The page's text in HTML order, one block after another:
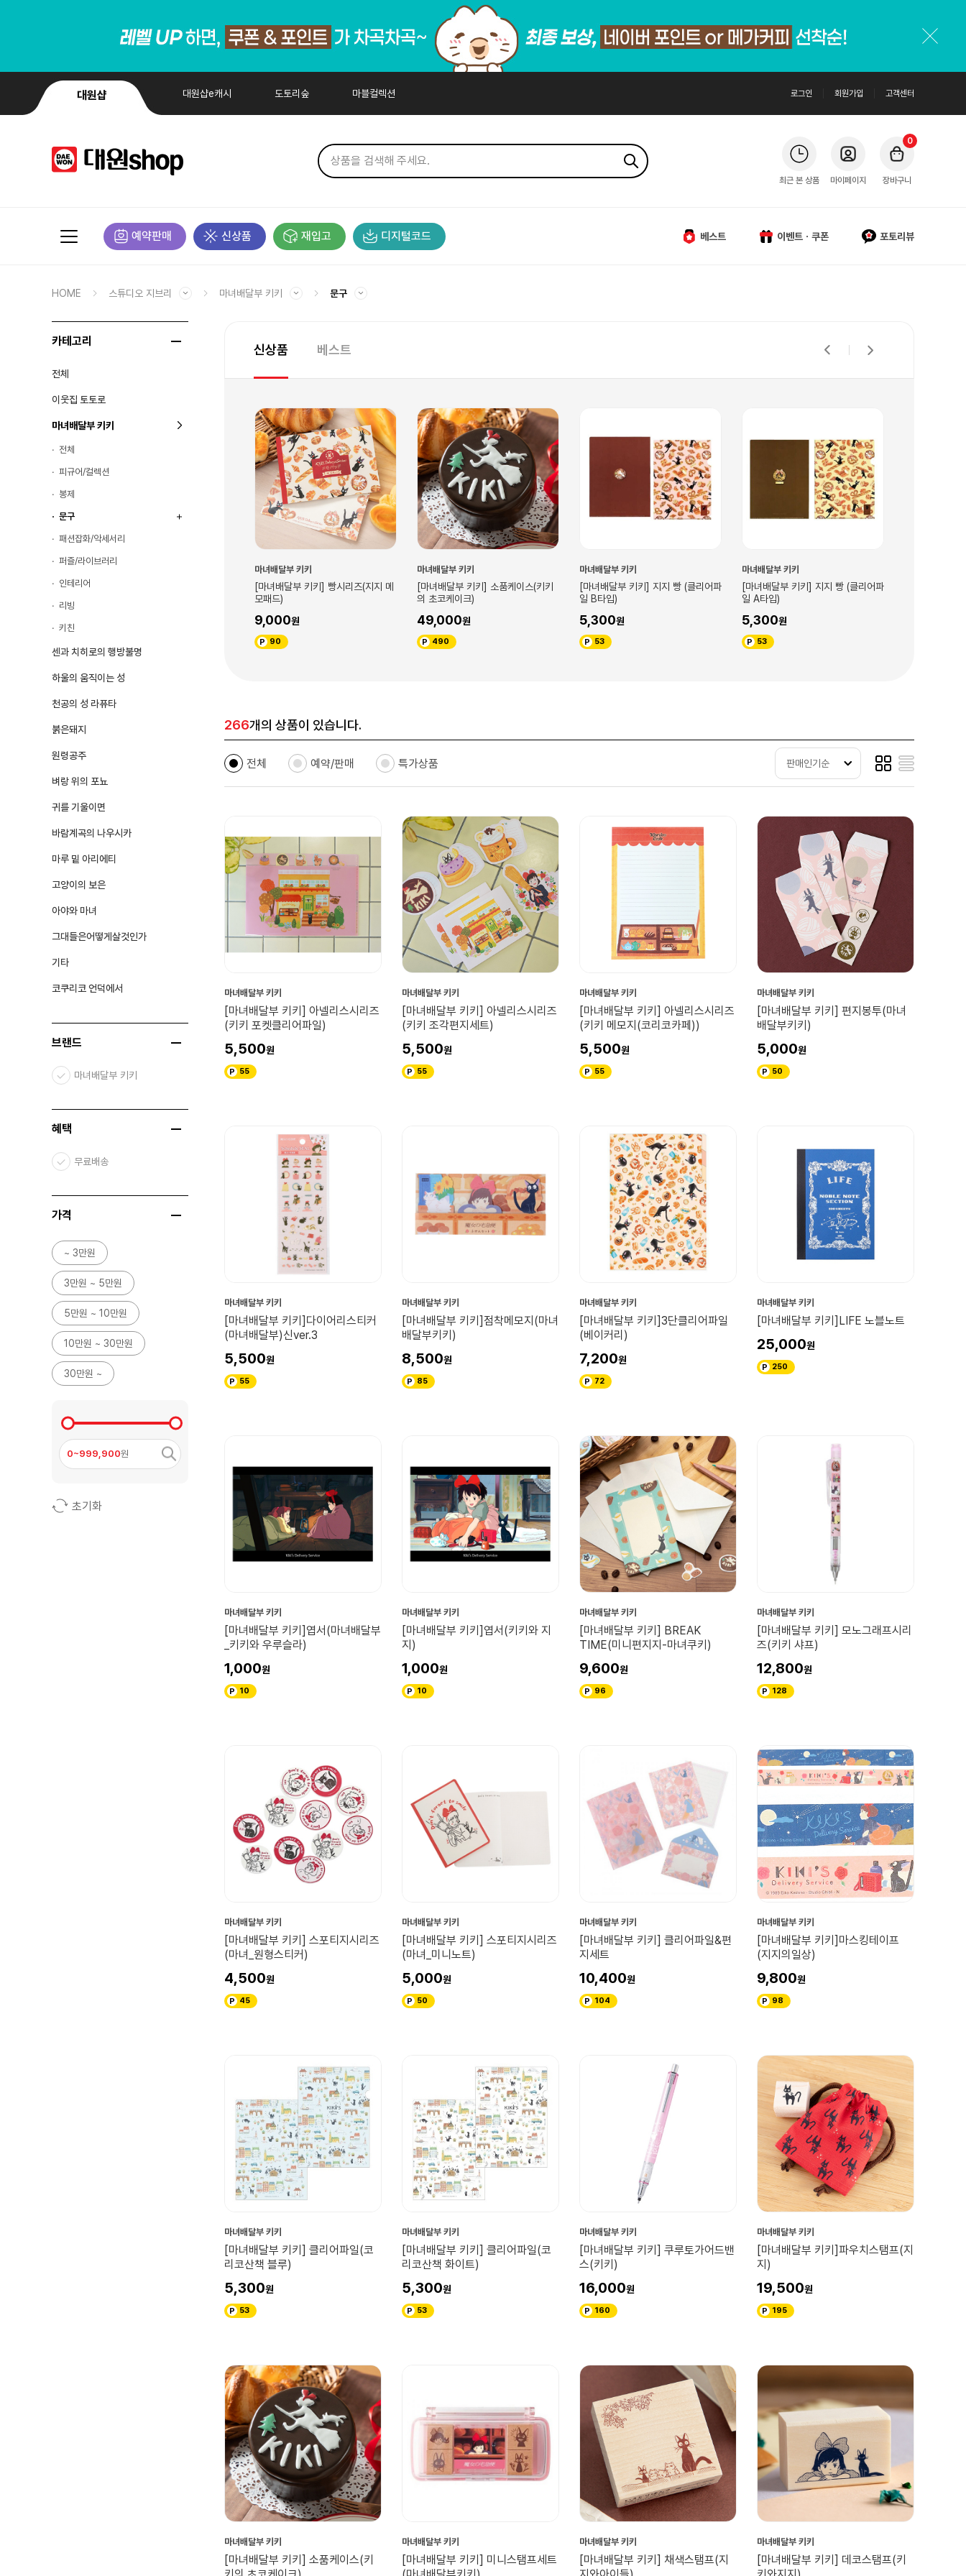
대원샵 대원샵e캐시 도토리숲 마블컬렉션 로그인 회원가입 고객센터
최근 본 상품 마이페이지 장바구니
0
예약판매 신상품 재입고 디지털코드 베스트 이벤트ㆍ쿠폰 포토리뷰
HOME 스튜디오 지브리 마녀배달부 키키 문구
카테고리
전체
이웃집 토토로
마녀배달부 키키
전체
피규어/컬렉션
봉제
문구
패션잡화/악세서리
퍼즐/라이브러리
인테리어
리빙
키친
센과 치히로의 행방불명
하울의 움직이는 성
천공의 성 라퓨타
붉은돼지
원령공주
벼랑 위의 포뇨
귀를 기울이면
바람계곡의 나우시카
마루 밑 아리에티
고양이의 보은
아야와 마녀
그대들은어떻게살것인가
기타
코쿠리코 언덕에서
브랜드
마녀배달부 키키
혜택
무료배송
가격
~ 3만원
3만원 ~ 5만원
5만원 ~ 10만원
10만원 ~ 30만원
30만원 ~
0~999,900원
초기화
신상품 베스트
색스탬프(지지
마녀배달부 키키
[마녀배달부 키키] 소품케이스(키키
의 초코케이크)
49,000
490
마녀배달부 키키
[마녀배달부 키키] 지지 빵 (클리어파
일 B타입)
5,300
53
마녀배달부 키키
[마녀배달부 키키] 지지 빵 (클리어파
일 A타입)
5,300
53
마녀배달부 키키
[마녀배달부 키키] 지지 빵 노트(B5)
5,300
266개의 상품이 있습니다.
전체 예약/판매 특가상품 판매인기순
마녀배달부 키키
[마녀배달부 키키] 아넬리스시리즈
(키키 포켓클리어파일)
5,500
55
마녀배달부 키키
[마녀배달부 키키] 아넬리스시리즈
(키키 조각편지세트)
5,500
55
마녀배달부 키키
[마녀배달부 키키] 아넬리스시리즈
(키키 메모지(코리코카페))
5,500
55
마녀배달부 키키
[마녀배달부 키키] 편지봉투(마녀
배달부키키)
5,000
50
마녀배달부 키키
[마녀배달부 키키]다이어리스티커
(마녀배달부)신ver.3
5,500
55
마녀배달부 키키
[마녀배달부 키키]점착메모지(마녀
배달부키키)
8,500
85
마녀배달부 키키
[마녀배달부 키키]3단클리어파일
(베이커리)
7,200
72
마녀배달부 키키
[마녀배달부 키키]LIFE 노블노트
25,000
250
마녀배달부 키키
[마녀배달부 키키]엽서(마녀배달부
_키키와 우루슬라)
1,000
10
마녀배달부 키키
[마녀배달부 키키]엽서(키키와 지
지)
1,000
10
마녀배달부 키키
[마녀배달부 키키] BREAK
TIME(미니편지지-마녀쿠키)
9,600
96
마녀배달부 키키
[마녀배달부 키키] 모노그래프시리
즈(키키 샤프)
12,800
128
마녀배달부 키키
[마녀배달부 키키] 스포티지시리즈
(마녀_원형스티커)
4,500
45
마녀배달부 키키
[마녀배달부 키키] 스포티지시리즈
(마녀_미니노트)
5,000
50
마녀배달부 키키
[마녀배달부 키키] 클리어파일&편
지세트
10,400
104
마녀배달부 키키
[마녀배달부 키키]마스킹테이프
(지지의일상)
9,800
98
마녀배달부 키키
[마녀배달부 키키] 클리어파일(코
리코산책 블루)
5,300
53
마녀배달부 키키
[마녀배달부 키키] 클리어파일(코
리코산책 화이트)
5,300
53
마녀배달부 키키
[마녀배달부 키키] 쿠루토가어드밴
스(키키)
16,000
160
마녀배달부 키키
[마녀배달부 키키]파우치스탬프(지
지)
19,500
195
마녀배달부 키키
[마녀배달부 키키] 소품케이스(키
마녀배달부 키키
[마녀배달부 키키] 미니스탬프세트
마녀배달부 키키
[마녀배달부 키키] 채색스탬프(지
마녀배달부 키키
[마녀배달부 키키] 데코스탬프(키